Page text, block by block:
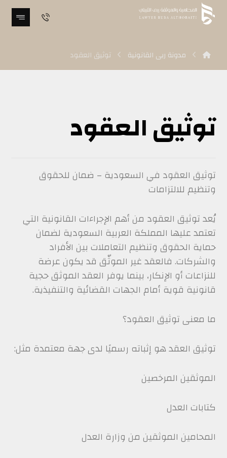
مدونة ربى القانونية توثيق العقود
توثيق العقود
توثيق العقود في السعودية – ضمان للحقوق
وتنظيم للالتزامات
يُعد توثيق العقود من أهم الإجراءات القانونية التي
تعتمد عليها المملكة العربية السعودية لضمان
حماية الحقوق وتنظيم التعاملات بين الأفراد
والشركات. فالعقد غير الموثّق قد يكون عرضة
للنزاعات أو الإنكار، بينما يوفر العقد الموثق حجية
قانونية قوية أمام الجهات القضائية والتنفيذية.
ما معنى توثيق العقود؟
توثيق العقد هو إثباته رسميًا لدى جهة معتمدة مثل:
الموثقين المرخصين
كتابات العدل
المحامين الموثقين من وزارة العدل